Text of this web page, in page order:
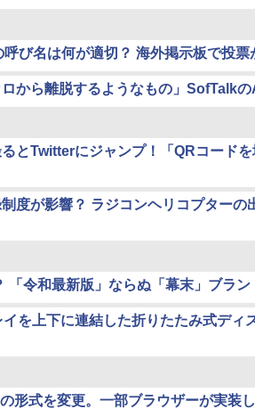
呼び名は何が適切？ 海外掲示板で投
ロから離脱するようなもの」SofTalk
とTwitterにジャンプ！「QRコード
度が影響？ ラジコンヘリコプターの
「令和最新版」ならぬ「幕末」ブラ
を上下に連結した折りたたみ式デ
形式を変更。一部ブラウザーが実装